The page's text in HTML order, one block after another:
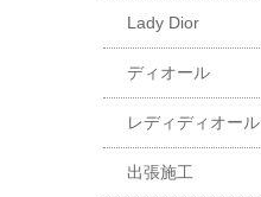
Lady Dior
ディオール
レディディオール
出張施工